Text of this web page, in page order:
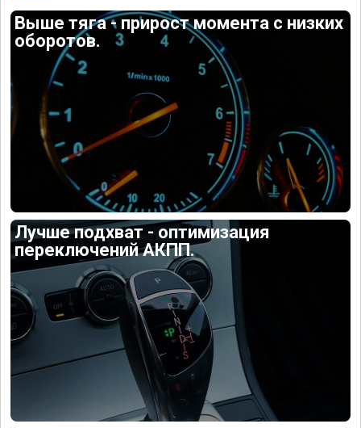
Выше тяга - прирост момента с низких
оборотов.
Лучше подхват - оптимизация
переключений АКПП.